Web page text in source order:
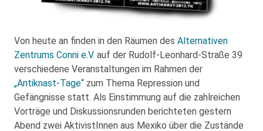
Von heute an finden in den Räumen des Alternativen
Zentrums Conni e.V. auf der Rudolf-Leonhard-Straße 39
verschiedene Veranstaltungen im Rahmen der
„Antiknast-Tage“ zum Thema Repression und
Gefängnisse statt. Als Einstimmung auf die zahlreichen
Vorträge und Diskussionsrunden berichteten gestern
Abend zwei AktivistInnen aus Mexiko über die Zustände